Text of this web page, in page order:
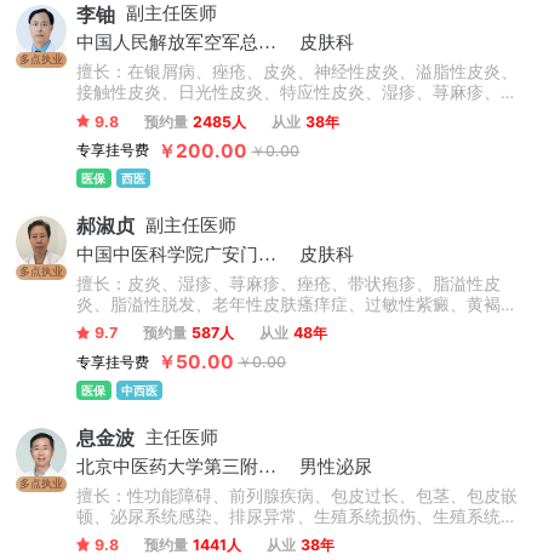
多点执业
李铀 副主任医师
中国人民解放军空军总医院
皮肤科
擅长：在银屑病、痤疮、皮炎、神经性皮炎、溢脂性皮炎、
接触性皮炎、日光性皮炎、特应性皮炎、湿疹、荨麻疹、慢
性荨麻疹、急性荨麻疹、丘疹性荨麻疹、胆碱能性荨麻疹等
心身性皮肤病诊治方面有独到的见解和特色。
9.8 预约量 2485人 从业 38年
专享挂号费
￥200.00 ￥0.00
医保 西医
多点执业
郝淑贞 副主任医师
中国中医科学院广安门医院
皮肤科
擅长：皮炎、湿疹、荨麻疹、痤疮、带状疱疹、脂溢性皮
炎、脂溢性脱发、老年性皮肤瘙痒症、过敏性紫癜、黄褐
斑、银屑病、白癜风、扁平疣等皮肤病的诊断及治疗。
9.7 预约量 587人 从业 48年
专享挂号费
￥50.00 ￥0.00
医保 中西医
多点执业
息金波 主任医师
北京中医药大学第三附属医院
男性泌尿
擅长：性功能障碍、前列腺疾病、包皮过长、包茎、包皮嵌
顿、泌尿系统感染、排尿异常、生殖系统损伤、生殖系统感
染、男性不育症、睾丸疾病。
9.8 预约量 1441人 从业 38年